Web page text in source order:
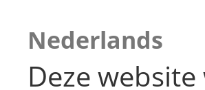
Nederlands
Deze